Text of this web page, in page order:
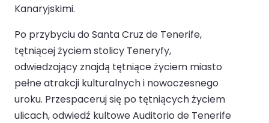
Kanaryjskimi.
Po przybyciu do Santa Cruz de Tenerife,
tętniącej życiem stolicy Teneryfy,
odwiedzający znajdą tętniące życiem miasto
pełne atrakcji kulturalnych i nowoczesnego
uroku. Przespaceruj się po tętniących życiem
ulicach, odwiedź kultowe Auditorio de Tenerife